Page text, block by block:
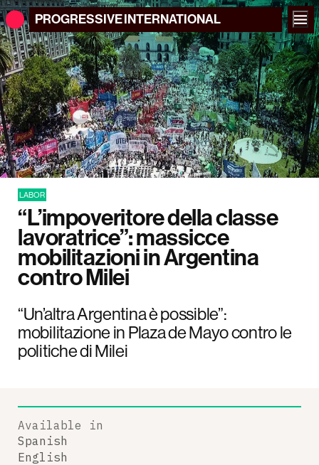
PROGRESSIVEINTERNATIONAL
LABOR
“L’impoveritore della classe
lavoratrice”: massicce
mobilitazioni in Argentina
contro Milei
“Un’altra Argentina è possible”:
mobilitazione in Plaza de Mayo contro le
politiche di Milei
Available in
Spanish
English